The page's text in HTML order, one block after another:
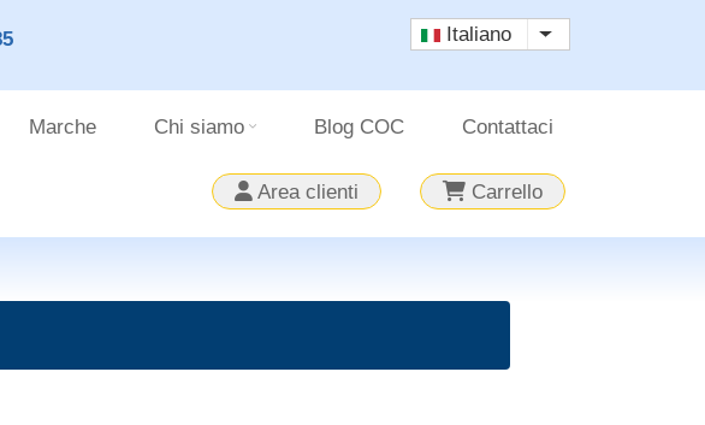
Italiano Mostra ulteriori
Marche Chi siamo Blog COC Contattaci
Area clienti Carrello